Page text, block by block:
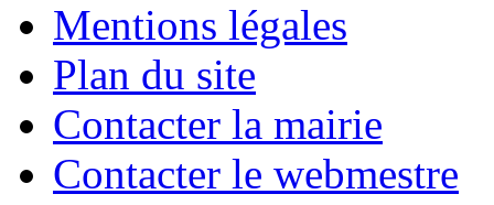
Mentions légales
Plan du site
Contacter la mairie
Contacter le webmestre